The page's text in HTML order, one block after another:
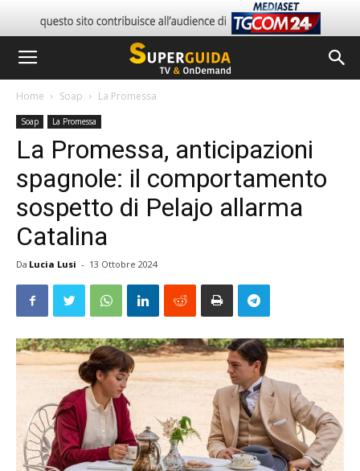
Home Soap La Promessa
Soap La Promessa
La Promessa, anticipazioni
spagnole: il comportamento
sospetto di Pelajo allarma
Catalina
Da Lucia Lusi - 13 Ottobre 2024